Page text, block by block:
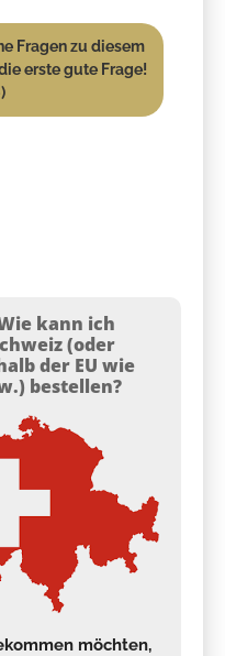
Fragen zu diesem
erste gute Frage!
kann ich
(oder
der EU wie
bestellen?
möchten,